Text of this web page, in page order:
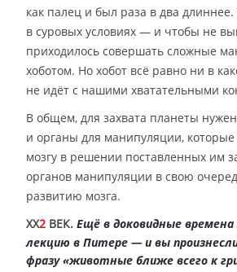
как палец и был раза в два
в суровых условиях — и чтобы не
приходилось совершать сложные
хоботом. Но хобот всё равно ни в
не идёт с нашими хватательными
В общем, для захвата планеты
и органы для манипуляции,
мозгу в решении поставленных им
органов манипуляции в свою
развитию мозга.
XX2 ВЕК. Ещё в доковидные
лекцию в Питере — и вы
фразу «животные ближе всего к